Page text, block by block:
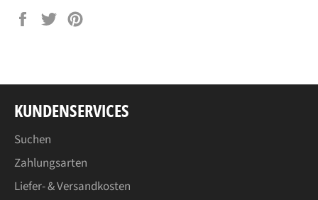
Auf
Auf
KUNDENSERVICES
Suchen
Zahlungsarten
Liefer- & Versandkosten